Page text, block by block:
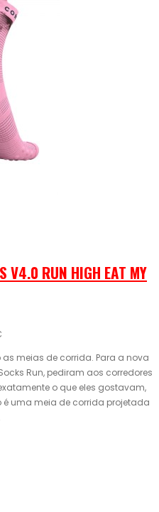
V4.0 RUN HIGH EAT MY
meias de corrida. Para a nova
Run, pediram aos corredores
o que eles gostavam,
é uma meia de corrida projetada